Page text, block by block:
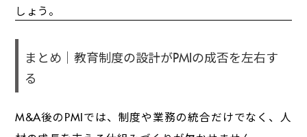
しょう。
まとめ｜教育制度の設計がPMIの成否を左右す
る
M&A後のPMIでは、制度や業務の統合だけでなく、人